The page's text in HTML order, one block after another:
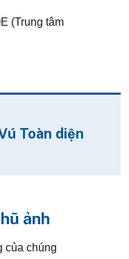
(Trung tâm
Toàn diện
ảnh
của chúng